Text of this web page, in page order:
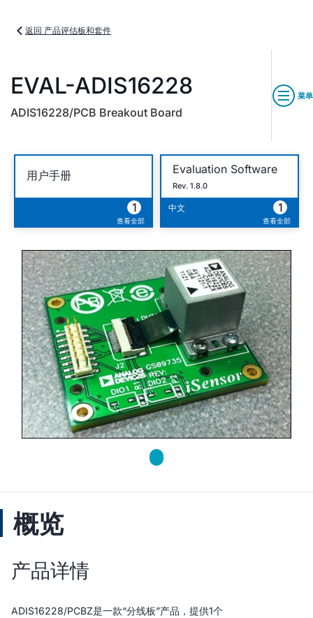
返回 产品评估板和套件
EVAL-ADIS16228
ADIS16228/PCB Breakout Board
菜单
用户手册
1
查看全部
Evaluation Software
Rev. 1.8.0
中文 1
查看全部
概览
产品详情
ADIS16228/PCBZ是一款“分线板”产品，提供1个